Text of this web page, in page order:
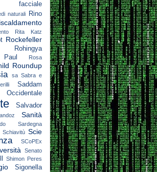
facciale
naturali
Rino
Rita Katz
Rockefeller
Rohingya
Rosa
Roundup
sa Sabra e
Saddam
Occidentale
Salvador
Sanità
Sardegna
Schiavitù Scie
SCoPEx
Senato
Shimon Peres
Sigonella